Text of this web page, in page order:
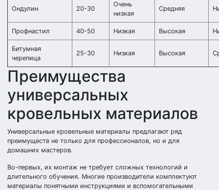
Ондулин 20-30
Очень
низкая
Средняя
Профнастил 40-50 Низкая Высокая
Битумная
черепица
25-30 Низкая Высокая
Преимущества
универсальных
кровельных материалов
Универсальные кровельные материалы предлагают ряд
преимуществ не только для профессионалов, но и для
домашних мастеров.
Во-первых, их монтаж не требует сложных технологий и
длительного обучения. Многие производители комплектуют
материалы понятными инструкциями и вспомогательными